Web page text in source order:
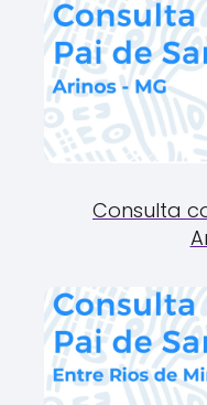
Consulta